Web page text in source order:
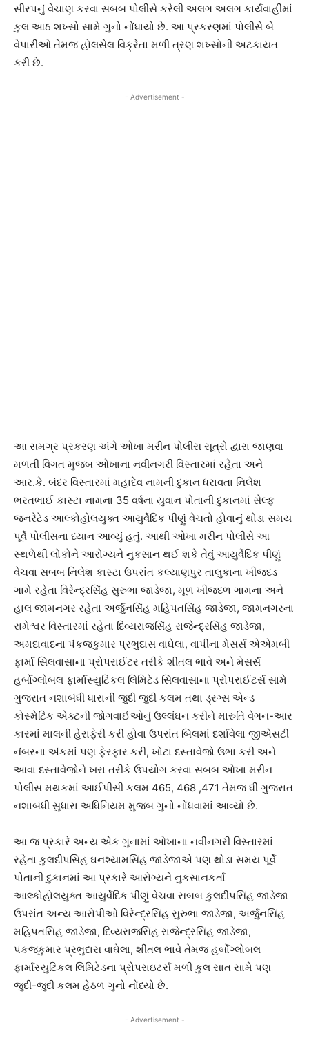
સીરપનું વેચાણ કરવા સબબ પોલીસે કરેલી અલગ અલગ કાર્યવાહીમાં
કુલ આઠ શખ્સો સામે ગુનો નોંધાયો છે. આ પ્રકરણમાં પોલીસે બે
વેપારીઓ તેમજ હોલસેલ વિક્રેતા મળી ત્રણ શખ્સોની અટકાયત
કરી છે.
- Advertisement -
આ સમગ્ર પ્રકરણ અંગે ઓખા મરીન પોલીસ સૂત્રો દ્વારા જાણવા
મળતી વિગત મુજબ ઓખાના નવીનગરી વિસ્તારમાં રહેતા અને
આર.કે. બંદર વિસ્તારમાં મહાદેવ નામની દુકાન ધરાવતા નિલેશ
ભરતભાઈ કાસ્ટા નામના 35 વર્ષના યુવાન પોતાની દુકાનમાં સેલ્ફ
જનરેટેડ આલ્કોહોલયુક્ત આયુર્વેદિક પીણું વેચતો હોવાનું થોડા સમય
પૂર્વે પોલીસના ધ્યાન આવ્યું હતું. આથી ઓખા મરીન પોલીસે આ
સ્થળેથી લોકોને આરોગ્યને નુકસાન થઈ શકે તેવું આયુર્વેદિક પીણું
વેચવા સબબ નિલેશ કાસ્ટા ઉપરાંત કલ્યાણપુર તાલુકાના ખીજદડ
ગામે રહેતા વિરેન્દ્રસિંહ સુરુભા જાડેજા, મૂળ ખીજદળ ગામના અને
હાલ જામનગર રહેતા અર્જુનસિંહ મહિપતસિંહ જાડેજા, જામનગરના
રામેશ્વર વિસ્તારમાં રહેતા દિવ્યરાજસિંહ રાજેન્દ્રસિંહ જાડેજા,
અમદાવાદના પંકજકુમાર પ્રભુદાસ વાઘેલા, વાપીના મેસર્સ એએમબી
ફાર્મા સિલવાસાના પ્રોપરાઈટર તરીકે શીતલ ભાવે અને મેસર્સ
હર્બોગ્લોબલ ફાર્માસ્યુટિકલ લિમિટેડ સિલવાસાના પ્રોપરાઈટર્સ સામે
ગુજરાત નશાબંધી ધારાની જુદી જુદી કલમ તથા ડ્રગ્સ એન્ડ
કોસ્મેટિક એક્ટની જોગવાઈઓનું ઉલ્લંઘન કરીને મારુતિ વેગન-આર
કારમાં માલની હેરાફેરી કરી હોવા ઉપરાંત બિલમાં દર્શાવેલા જીએસટી
નંબરના અંકમાં પણ ફેરફાર કરી, ખોટા દસ્તાવેજો ઉભા કરી અને
આવા દસ્તાવેજોને ખરા તરીકે ઉપયોગ કરવા સબબ ઓખા મરીન
પોલીસ મથકમાં આઈપીસી કલમ 465, 468 ,471 તેમજ ધી ગુજરાત
નશાબંધી સુધારા અધિનિયમ મુજબ ગુનો નોંધવામાં આવ્યો છે.
આ જ પ્રકારે અન્ય એક ગુનામાં ઓખાના નવીનગરી વિસ્તારમાં
રહેતા કુલદીપસિંહ ઘનશ્યામસિંહ જાડેજાએ પણ થોડા સમય પૂર્વે
પોતાની દુકાનમાં આ પ્રકારે આરોગ્યને નુકસાનકર્તા
આલ્કોહોલયુક્ત આયુર્વેદિક પીણું વેચવા સબબ કુલદીપસિંહ જાડેજા
ઉપરાંત અન્ય આરોપીઓ વિરેન્દ્રસિંહ સુરુભા જાડેજા, અર્જુનસિંહ
મહિપતસિંહ જાડેજા, દિવ્યરાજસિંહ રાજેન્દ્રસિંહ જાડેજા,
પંકજકુમાર પ્રભુદાસ વાઘેલા, શીતલ ભાવે તેમજ હર્બોગ્લોબલ
ફાર્માસ્યુટિકલ લિમિટેડના પ્રોપરાઇટર્સ મળી કુલ સાત સામે પણ
જુદી-જુદી કલમ હેઠળ ગુનો નોંધ્યો છે.
- Advertisement -